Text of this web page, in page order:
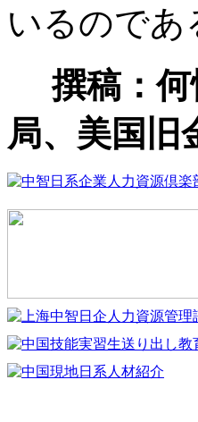
いるのであ
撰稿：何
局、美国